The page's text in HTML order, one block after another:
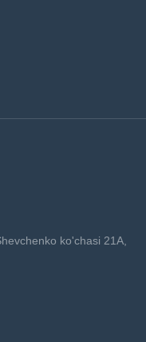
ko'chasi 21A,